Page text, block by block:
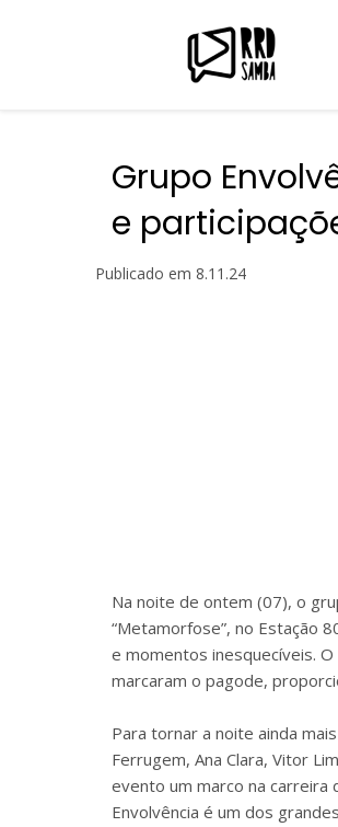
Grupo
e
Publicado em 8.11.24
Na noite de ontem (07), o
“Metamorfose”, no Estação
e momentos inesquecíveis.
marcaram o pagode,
Para tornar a noite ainda
Ferrugem, Ana Clara, Vitor
evento um marco na carreira
Envolvência é um dos